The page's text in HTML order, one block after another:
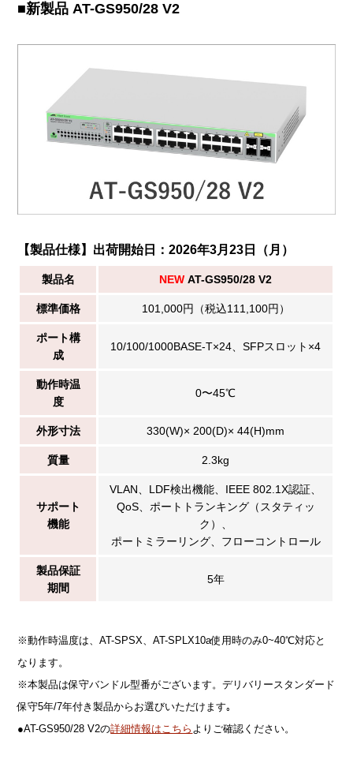
■新製品 AT-GS950/28 V2
【製品仕様】出荷開始日：2026年3月23日（月）
製品名 NEW AT-GS950/28 V2
標準価格 101,000円（税込111,100円）
ポート構
成
10/100/1000BASE-T×24、SFPスロット×4
動作時温
度
0〜45℃
外形寸法 330(W)× 200(D)× 44(H)mm
質量 2.3kg
サポート
機能
VLAN、LDF検出機能、IEEE 802.1X認証、
QoS、ポートトランキング（スタティッ
ク）、
ポートミラーリング、フローコントロール
製品保証
期間
5年
※動作時温度は、AT-SPSX、AT-SPLX10a使用時のみ0~40℃対応と
なります。
※本製品は保守バンドル型番がございます。デリバリースタンダード
保守5年/7年付き製品からお選びいただけます｡
●AT-GS950/28 V2の詳細情報はこちら よりご確認ください。